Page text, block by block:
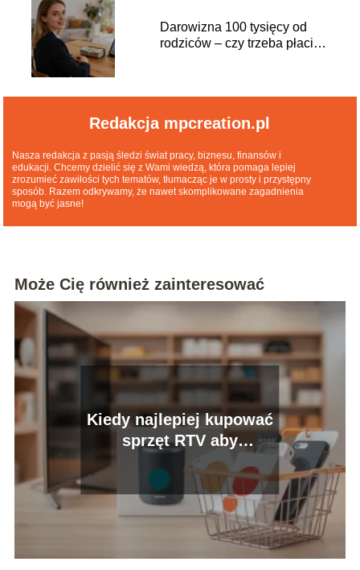
Darowizna 100 tysięcy od
rodziców – czy trzeba płacić
Redakcja mpcreation.pl
Nasza redakcja z pasją śledzi świat pracy, biznesu, finansów i
edukacji. Chcemy dzielić się z Wami wiedzą, która pomaga lepiej
zrozumieć zawiłości tych tematów, tłumacząc je w prosty i przystępny
sposób. Razem odkrywamy, że nawet skomplikowane zagadnienia
mogą być jasne!
Może Cię również zainteresować
Kiedy najlepiej kupować
sprzęt RTV aby
zaoszczędzić?